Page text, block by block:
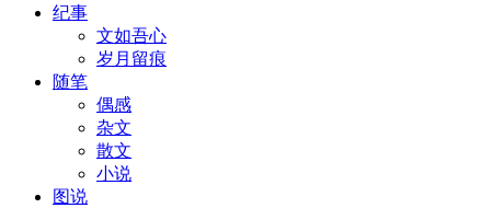
纪事
文如吾心
岁月留痕
随笔
偶感
杂文
散文
小说
图说